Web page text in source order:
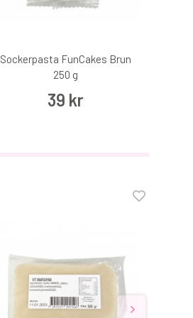
Sockerpasta FunCakes Brun
250 g
39 kr